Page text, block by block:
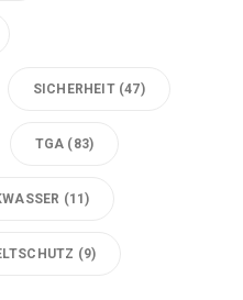
SICHERHEIT(47)
TGA (83)
(11)
(9)